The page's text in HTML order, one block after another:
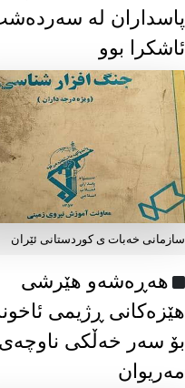
پاسداران لە
ئاشکرا بوو
سازمانی خەبات ی كوردستانی ئێران
هەڕەشەو هێرشی
هێزەکانی ڕژیمی
بۆ سەر خەڵکی
مەریوان